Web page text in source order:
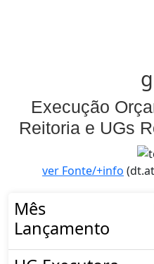
Execução
Reitoria e UGs
ver Fonte/+info
Mês
Lançamento